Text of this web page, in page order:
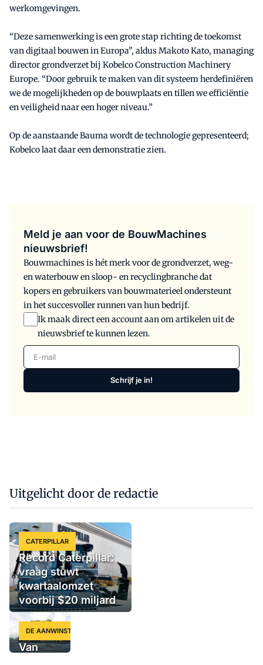
werkomgevingen.
“Deze samenwerking is een grote stap richting de toekomst
van digitaal bouwen in Europa", aldus Makoto Kato, managing
director grondverzet bij Kobelco Construction Machinery
Europe. “Door gebruik te maken van dit systeem herdefiniëren
we de mogelijkheden op de bouwplaats en tillen we efficiëntie
en veiligheid naar een hoger niveau.”
Op de aanstaande Bauma wordt de technologie gepresenteerd;
Kobelco laat daar een demonstratie zien.
Meld je aan voor de BouwMachines
nieuwsbrief!
Bouwmachines is hét merk voor de grondverzet, weg-
en waterbouw en sloop- en recyclingbranche dat
kopers en gebruikers van bouwmaterieel ondersteunt
in het succesvoller runnen van hun bedrijf.
Ik maak direct een account aan om artikelen uit de
nieuwsbrief te kunnen lezen.
E-mail
Schrijf je in!
Uitgelicht door de redactie
CATERPILLAR
Record Caterpillar:
vraag stuwt
kwartaalomzet
voorbij $20 miljard
DE AANWINST
Van